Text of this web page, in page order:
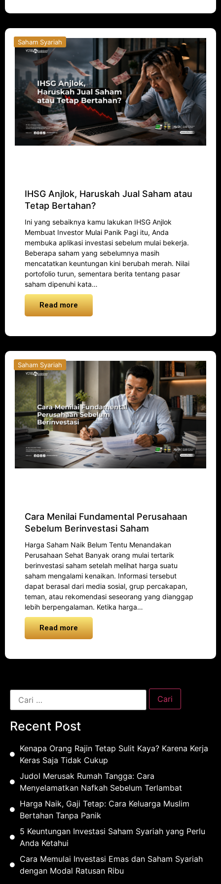
Saham Syariah
IHSG Anjlok, Haruskah Jual Saham atau
Tetap Bertahan?
Ini yang sebaiknya kamu lakukan IHSG Anjlok
Membuat Investor Mulai Panik Pagi itu, Anda
membuka aplikasi investasi sebelum mulai bekerja.
Beberapa saham yang sebelumnya masih
mencatatkan keuntungan kini berubah merah. Nilai
portofolio turun, sementara berita tentang pasar
saham dipenuhi kata…
Read more
Saham Syariah
Cara Menilai Fundamental Perusahaan
Sebelum Berinvestasi Saham
Harga Saham Naik Belum Tentu Menandakan
Perusahaan Sehat Banyak orang mulai tertarik
berinvestasi saham setelah melihat harga suatu
saham mengalami kenaikan. Informasi tersebut
dapat berasal dari media sosial, grup percakapan,
teman, atau rekomendasi seseorang yang dianggap
lebih berpengalaman. Ketika harga…
Read more
Recent Post
Kenapa Orang Rajin Tetap Sulit Kaya? Karena Kerja
Keras Saja Tidak Cukup
Judol Merusak Rumah Tangga: Cara
Menyelamatkan Nafkah Sebelum Terlambat
Harga Naik, Gaji Tetap: Cara Keluarga Muslim
Bertahan Tanpa Panik
5 Keuntungan Investasi Saham Syariah yang Perlu
Anda Ketahui
Cara Memulai Investasi Emas dan Saham Syariah
dengan Modal Ratusan Ribu